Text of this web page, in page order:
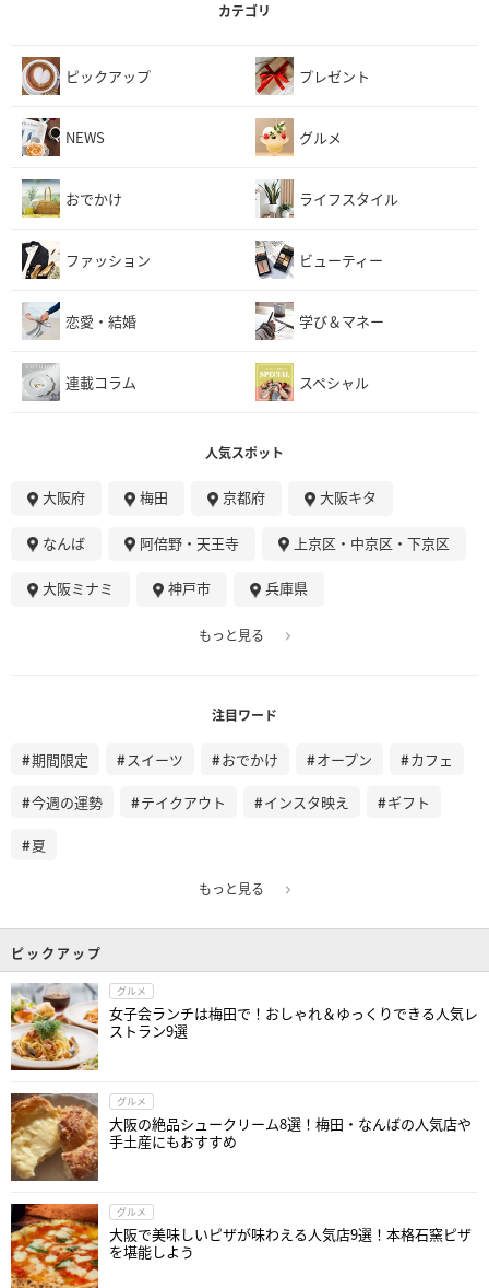
カテゴリ
ピックアップ プレゼント
NEWS グルメ
おでかけ ライフスタイル
ファッション ビューティー
恋愛・結婚 学び＆マネー
連載コラム スペシャル
人気スポット
大阪府 梅田 京都府 大阪キタ
なんば 阿倍野・天王寺 上京区・中京区・下京区
大阪ミナミ 神戸市 兵庫県
もっと見る
注目ワード
期間限定 スイーツ おでかけ オープン カフェ
今週の運勢 テイクアウト インスタ映え ギフト
夏
もっと見る
ピックアップ
グルメ
女子会ランチは梅田で！おしゃれ＆ゆっくりできる人気レ
ストラン9選
グルメ
大阪の絶品シュークリーム8選！梅田・なんばの人気店や
手土産にもおすすめ
グルメ
大阪で美味しいピザが味わえる人気店9選！本格石窯ピザ
を堪能しよう